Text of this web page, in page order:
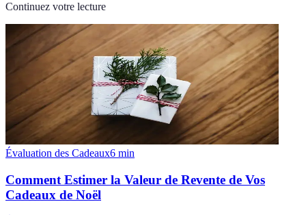
Continuez votre lecture
Évaluation des Cadeaux6 min
Comment Estimer la Valeur de Revente de Vos
Cadeaux de Noël